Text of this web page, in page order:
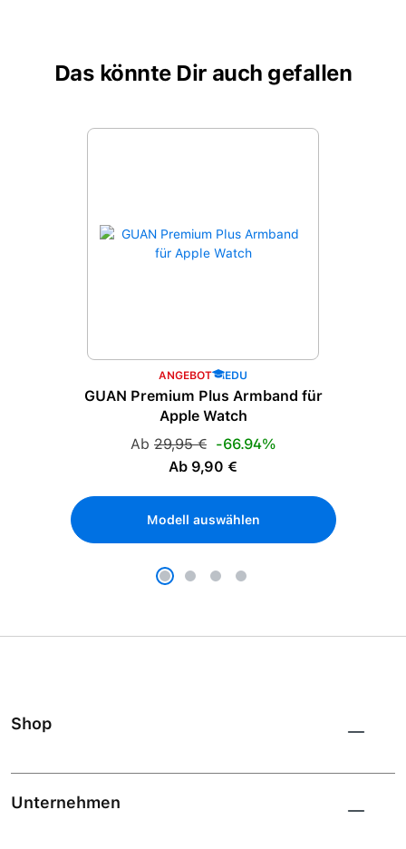
Das könnte Dir auch gefallen
Produktgalerie überspringen
ANGEBOT EDU
GUAN Premium Plus Armband für
Apple Watch
Verkaufspreis:
Regulärer Preis:
Ab 29,95 € -66.94%
Ab 9,90 €
Modell auswählen
Shop
Unternehmen